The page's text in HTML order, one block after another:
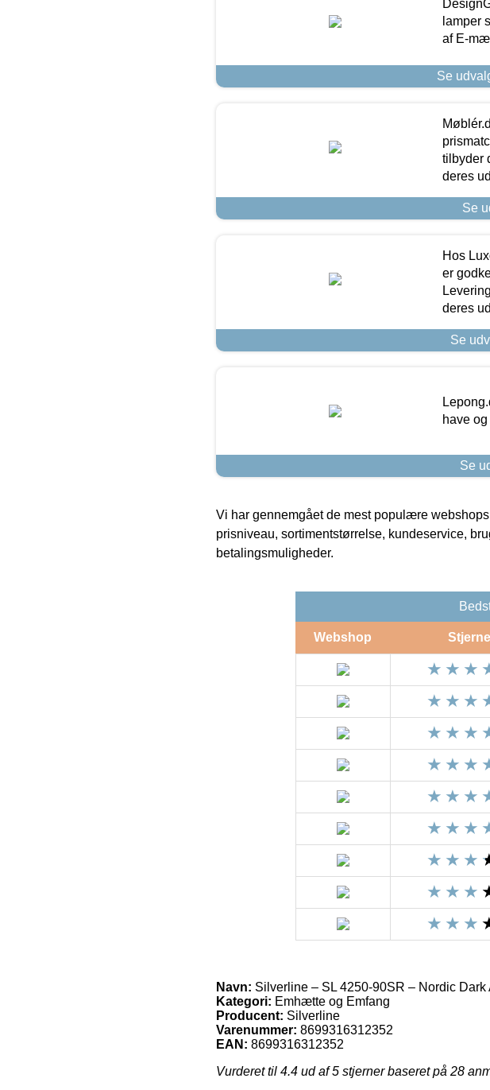
lamper
af E-
Se
tilbyder
deres
Se
Hos
er
deres
Se
have
Se
Vi har gennemgået de mest populære
prisniveau, sortimentstørrelse, kundeservice,
betalingsmuligheder.
Webshop
Navn: Silverline – SL 4250-90SR – Nordic
Kategori: Emhætte og Emfang
Producent: Silverline
Varenummer: 8699316312352
EAN: 8699316312352
Vurderet til 4.4 ud af 5 stjerner baseret på 28